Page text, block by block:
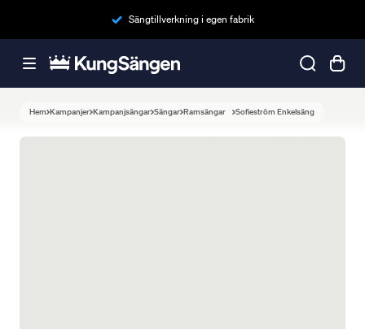
Sängtillverkning i egen fabrik
Hem Kampanjer Kampanjsängar Sängar Ramsängar Sofieström Enkelsäng